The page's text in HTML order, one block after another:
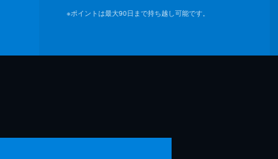
※ポイントは最大90日まで持ち越し可能です。